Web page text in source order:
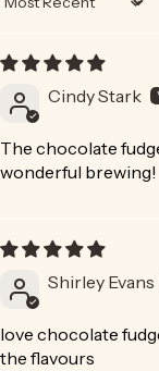
Sort by
Cindy Stark
The chocolate
wonderful brewing!
Shirley Evans
love chocolate
the flavours